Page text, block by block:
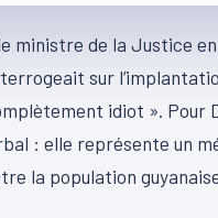
ministre de la Justice
sur
idiot ». Pour
: elle représente un
la population